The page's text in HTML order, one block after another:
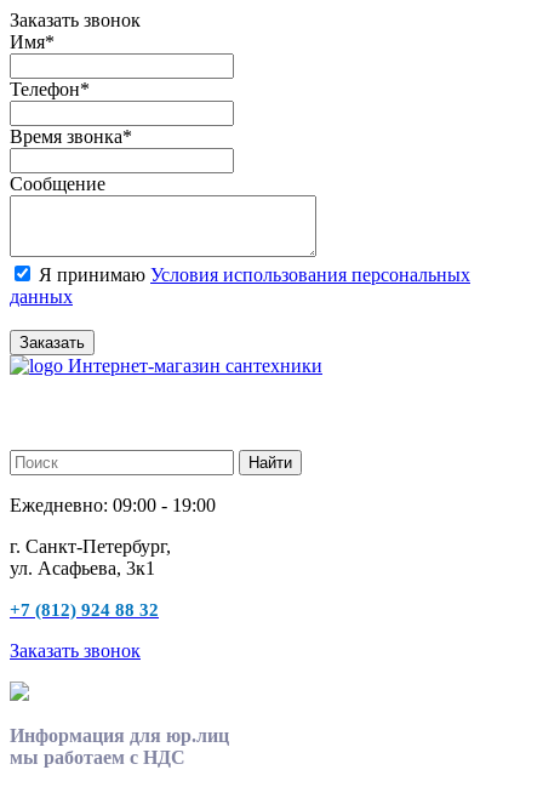
Заказать звонок
Имя*
Телефон*
Время звонка*
Сообщение
Я принимаю Условия использования персональных
данных
Заказать
Интернет-магазин сантехники
Ежедневно: 09:00 - 19:00
г. Санкт-Петербург,
ул. Асафьева, 3к1
+7 (812) 924 88 32
Заказать звонок
Информация для юр.лиц
мы работаем с НДС